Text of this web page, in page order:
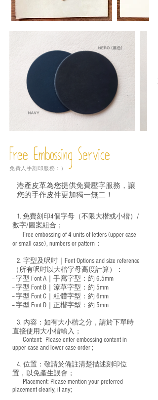
Free Embossing Service
免費人手刻印服務：）
港產皮革為您提供免費壓字服務，讓
您的手作皮件更加獨一無二！
1. 免費刻印4個字母（不限大楷或小楷）/
數字/圖案組合；
Free embossing of 4 units of letters (upper case
or small case), numbers or pattern；
2. 字型及呎吋｜ Font Options and size reference
（所有呎吋以大楷字母高度計算）：
-- 字型 Font A｜手寫字型：約 6.5mm
-- 字型 Font B｜潦草字型： 約 5mm
-- 字型 Font C｜粗體字型：約 6mm
-- 字型 Font D｜正楷字型： 約 5mm
3. 內容：如有大小楷之分，請於下單時
直接使用大小楷輸入；
​ Content: Please enter embossing content in
upper case and lower case order ;
4. 位置：敬請於備註清楚描述刻印位
置，以免產生誤會；
​ Placement: Please mention your preferred
placement clearly, if any;